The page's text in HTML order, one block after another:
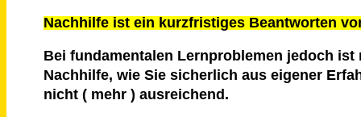
Nachhilfe ist ein kurzfristiges Beantworten
Bei fundamentalen Lernproblemen jedoch ist
Nachhilfe, wie Sie sicherlich aus eigener
nicht ( mehr ) ausreichend.